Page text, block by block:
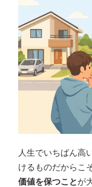
人生でいちばん高
けるものだからこそ
価値を保つことが